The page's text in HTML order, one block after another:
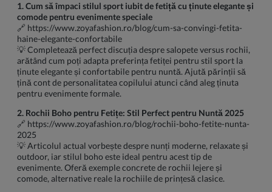
1. Cum să împaci stilul sport iubit de fetiță cu ținute elegante și
comode pentru evenimente speciale
🔗 https://www.zoyafashion.ro/blog/cum-sa-convingi-fetita-
haine-elegante-confortabile
💡 Completează perfect discuția despre salopete versus rochii,
arătând cum poți adapta preferința fetiței pentru stil sport la
ținute elegante și confortabile pentru nuntă. Ajută părinții să
țină cont de personalitatea copilului atunci când aleg ținuta
pentru evenimente formale.
2. Rochii Boho pentru Fetițe: Stil Perfect pentru Nuntă 2025
🔗 https://www.zoyafashion.ro/blog/rochii-boho-fetite-nunta-
2025
💡 Articolul actual vorbește despre nunți moderne, relaxate și
outdoor, iar stilul boho este ideal pentru acest tip de
evenimente. Oferă exemple concrete de rochii lejere și
comode, alternative reale la rochiile de prințesă clasice.